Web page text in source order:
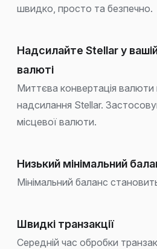
швидко, просто та безпечно.
Надсилайте Stellar у
валюті
Миттєва конвертація
надсилання Stellar.
місцевої валюти.
Низький мінімальний
Мінімальний баланс
Швидкі транзакції
Середній час обробки